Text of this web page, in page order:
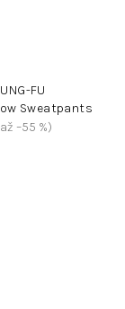
FU
Sweatpants
–55 %)